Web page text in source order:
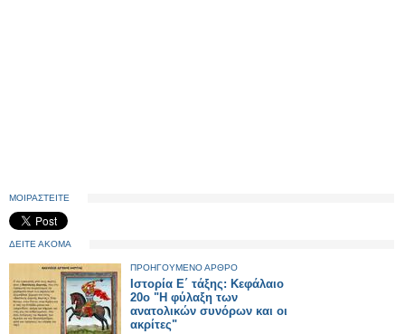
ΜΟΙΡΑΣΤΕΙΤΕ
ΔΕΙΤΕ ΑΚΟΜΑ
ΠΡΟΗΓΟΥΜΕΝΟ ΑΡΘΡΟ
Ιστορία Ε΄ τάξης: Κεφάλαιο
20ο "Η φύλαξη των
ανατολικών συνόρων και οι
ακρίτες"